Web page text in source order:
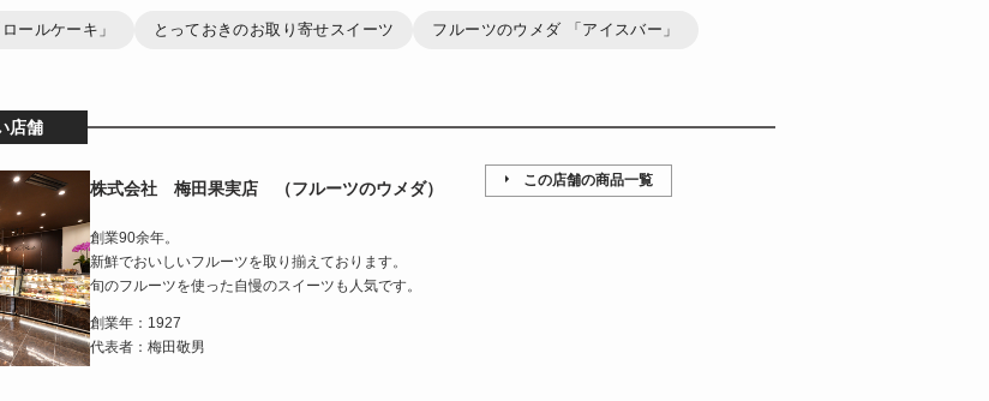
ールケーキ」 とっておきのお取り寄せスイーツ フルーツのウメダ 「アイスバー」
店舗
株式会社 梅田果実店 （フルーツのウメダ） この店舗の商品一覧
創業90余年。
新鮮でおいしいフルーツを取り揃えております。
旬のフルーツを使った自慢のスイーツも人気です。
創業年：1927
代表者：梅田敬男